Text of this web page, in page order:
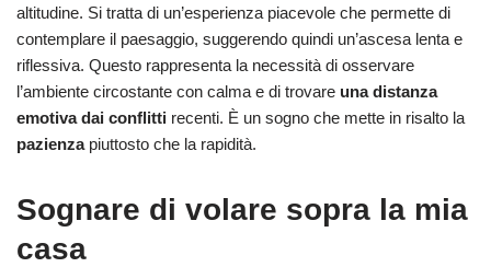
altitudine. Si tratta di un’esperienza piacevole che permette di
contemplare il paesaggio, suggerendo quindi un’ascesa lenta e
riflessiva. Questo rappresenta la necessità di osservare
l’ambiente circostante con calma e di trovare una distanza
emotiva dai conflitti recenti. È un sogno che mette in risalto la
pazienza piuttosto che la rapidità.
Sognare di volare sopra la mia
casa